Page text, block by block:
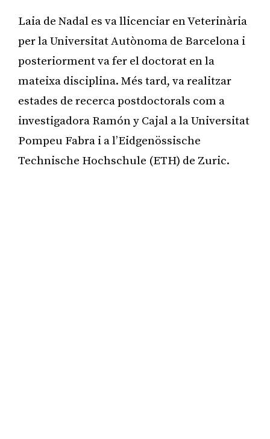
Laia de Nadal es va llicenciar en Veterinària
per la Universitat Autònoma de Barcelona i
posteriorment va fer el doctorat en la
mateixa disciplina. Més tard, va realitzar
estades de recerca postdoctorals com a
investigadora Ramón y Cajal a la Universitat
Pompeu Fabra i a l’Eidgenössische
Technische Hochschule (ETH) de Zuric.